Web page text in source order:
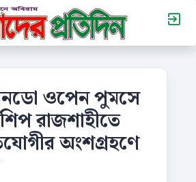
ওপেন পুমসে
রাজশাহীতে
অংশগ্রহণে